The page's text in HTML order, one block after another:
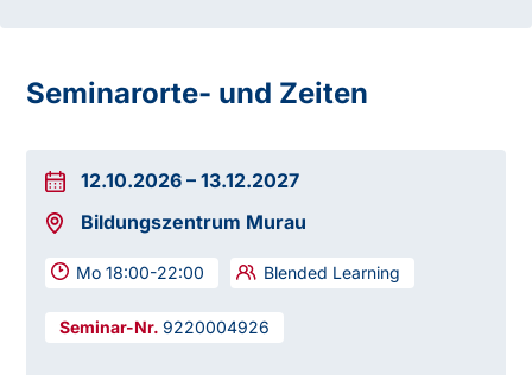
Seminarorte- und Zeiten
12.10.2026 –13.12.2027
Bildungszentrum Murau
Mo 18:00-22:00 Blended Learning
9220004926